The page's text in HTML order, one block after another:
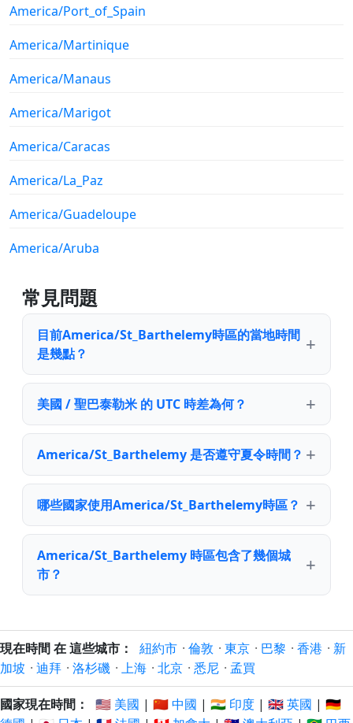
America/Port_of_Spain
America/Martinique
America/Manaus
America/Marigot
America/Caracas
America/La_Paz
America/Guadeloupe
America/Aruba
常見問題
目前America/St_Barthelemy時區的當地時間
是幾點？
美國 / 聖巴泰勒米 的 UTC 時差為何？
America/St_Barthelemy 是否遵守夏令時間？
哪些國家使用America/St_Barthelemy時區？
America/St_Barthelemy 時區包含了幾個城
市？
現在時間 在 這些城市： 紐約市 · 倫敦 · 東京 · 巴黎 · 香港 · 新
加坡 · 迪拜 · 洛杉磯 · 上海 · 北京 · 悉尼 · 孟買
國家現在時間： 🇺🇸 美國 | 🇨🇳 中國 | 🇮🇳 印度 | 🇬🇧 英國 | 🇩🇪